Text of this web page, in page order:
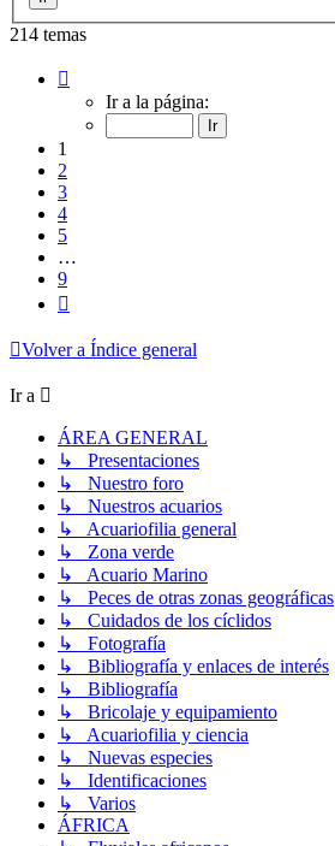
214 temas
Ir a la página:
1
2
3
4
5
…
9
Volver a Índice general
Ir a
ÁREA GENERAL
↳ Presentaciones
↳ Nuestro foro
↳ Nuestros acuarios
↳ Acuariofilia general
↳ Zona verde
↳ Acuario Marino
↳ Peces de otras zonas geográficas
↳ Cuidados de los cíclidos
↳ Fotografía
↳ Bibliografía y enlaces de interés
↳ Bibliografía
↳ Bricolaje y equipamiento
↳ Acuariofilia y ciencia
↳ Nuevas especies
↳ Identificaciones
↳ Varios
ÁFRICA